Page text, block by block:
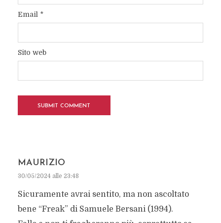
Email *
Sito web
MAURIZIO
30/05/2024 alle 23:48
Sicuramente avrai sentito, ma non ascoltato
bene “Freak” di Samuele Bersani (1994).